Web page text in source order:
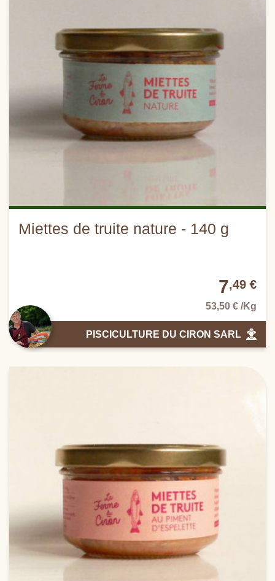
Miettes de truite nature - 140 g
7,49 €
53,50 € /Kg
PISCICULTURE DU CIRON SARL